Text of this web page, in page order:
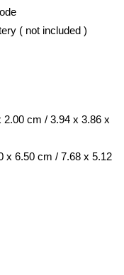
( not included )
2.00 cm / 3.94 x 3.86 x
x 6.50 cm / 7.68 x 5.12